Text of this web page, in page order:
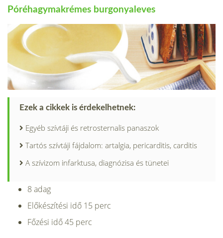
Póréhagymakrémes burgonyaleves
Ezek a cikkek is érdekelhetnek:
Egyéb szívtáji és retrosternalis panaszok
Tartós szívtáji fájdalom: artalgia, pericarditis, carditis
A szívizom infarktusa, diagnózisa és tünetei
8 adag
Előkészítési idő 15 perc
Főzési idő 45 perc